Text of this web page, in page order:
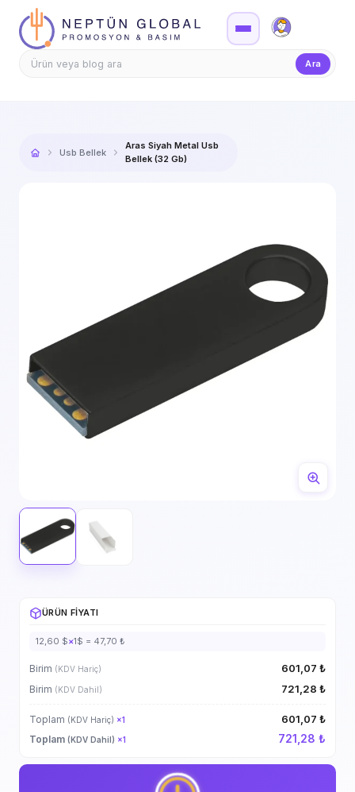
Firma Girişi
Ara
Usb Bellek
Aras Siyah Metal Usb
Bellek (32 Gb)
ÜRÜN FIYATI
12,60 $×1$ = 47,70 ₺
Birim (KDV Hariç) 601,07 ₺
Birim (KDV Dahil) 721,28 ₺
Toplam (KDV Hariç) ×1 601,07 ₺
Toplam (KDV Dahil) ×1 721,28 ₺